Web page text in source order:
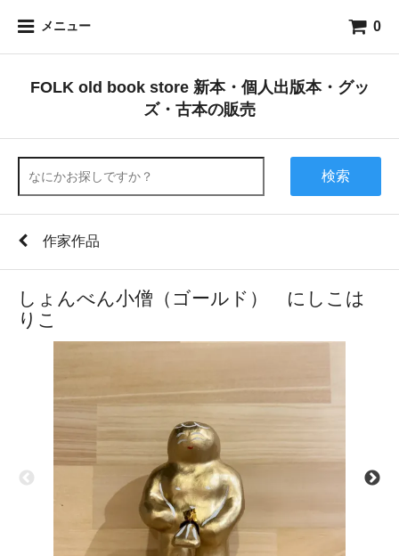
メニュー 0
FOLK old book store 新本・個人出版本・グッ
ズ・古本の販売
検索
作家作品
しょんべん小僧（ゴールド） にしこは
りこ